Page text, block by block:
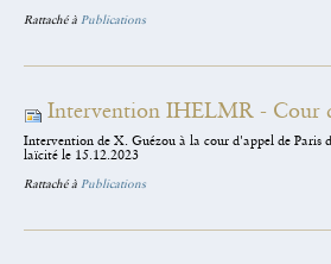
Rattaché à Publications
Intervention IHELMR - Cour
Intervention de X. Guézou à la cour d'appel de Paris
laïcité le 15.12.2023
Rattaché à Publications